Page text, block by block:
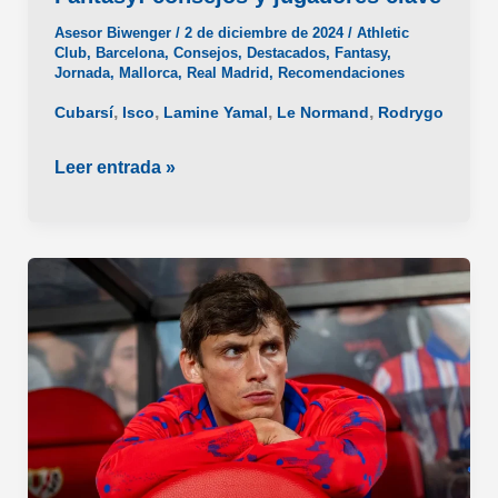
Asesor Biwenger / 2 de diciembre de 2024 / Athletic
Club, Barcelona, Consejos, Destacados, Fantasy,
Jornada, Mallorca, Real Madrid, Recomendaciones
Cubarsí, Isco, Lamine Yamal, Le Normand, Rodrygo
Cómo
19
Fantasy:
consejos
jugadores
clave
Leer entrada »